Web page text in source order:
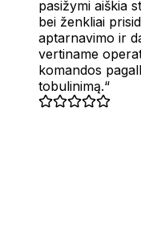
pasižymi aiškia
bei ženkliai
aptarnavimo ir
vertiname
komandos
tobulinimą.